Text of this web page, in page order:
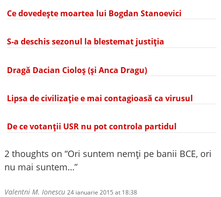
Ce dovedește moartea lui Bogdan Stanoevici
S-a deschis sezonul la blestemat justiția
Dragă Dacian Cioloș (și Anca Dragu)
Lipsa de civilizație e mai contagioasă ca virusul
De ce votanții USR nu pot controla partidul
2 thoughts on “Ori suntem nemţi pe banii BCE, ori
nu mai suntem…”
Valentni M. Ionescu 24 ianuarie 2015 at 18:38